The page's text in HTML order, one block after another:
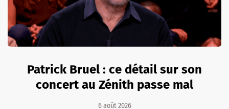
Patrick Bruel : ce détail sur son
concert au Zénith passe mal
6 août 2026